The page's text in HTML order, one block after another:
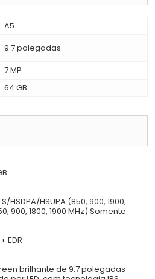
A5
9.7 polegadas
7 MP
64 GB
HSDPA/HSUPA (850, 900, 1900,
900, 1800, 1900 MHz) Somente
EDR
brilhante de 9,7 polegadas